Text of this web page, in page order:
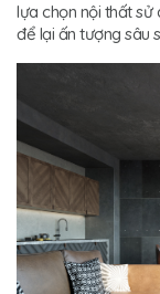
lựa chọn nội thất
để lại ấn tượng sâu